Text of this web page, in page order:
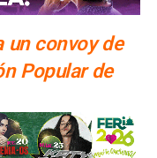
un convoy de
Popular de